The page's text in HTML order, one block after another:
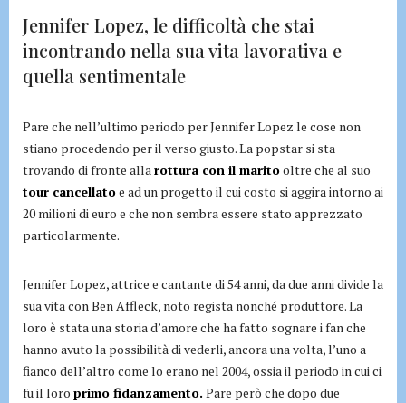
Jennifer Lopez, le difficoltà che stai
incontrando nella sua vita lavorativa e
quella sentimentale
Pare che nell’ultimo periodo per Jennifer Lopez le cose non
stiano procedendo per il verso giusto. La popstar si sta
trovando di fronte allarottura con il maritooltre che al suo
tour cancellatoe ad un progetto il cui costo si aggira intorno ai
20 milioni di euro e che non sembra essere stato apprezzato
particolarmente.
Jennifer Lopez, attrice e cantante di 54 anni, da due anni divide la
sua vita con Ben Affleck, noto regista nonché produttore. La
loro è stata una storia d’amore che ha fatto sognare i fan che
hanno avuto la possibilità di vederli, ancora una volta, l’uno a
fianco dell’altro come lo erano nel 2004, ossia il periodo in cui ci
fu il loro primo fidanzamento. Pare però che dopo due